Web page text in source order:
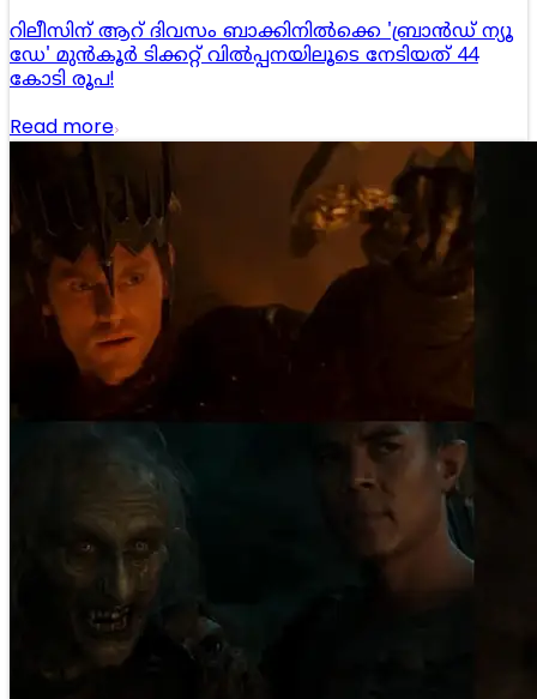
റിലീസിന് ആറ് ദിവസം ബാക്കിനിൽക്കെ 'ബ്രാൻഡ് ന്യൂ
ഡേ' മുൻകൂർ ടിക്കറ്റ് വിൽപ്പനയിലൂടെ നേടിയത് 44
കോടി രൂപ!
Read more